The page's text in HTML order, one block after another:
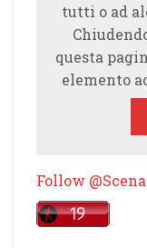
tutti o ad
questa
elemento
Follow